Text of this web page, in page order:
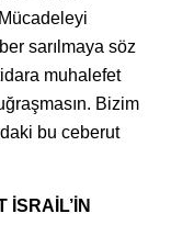
sarılmaya söz
muhalefet
Bizim
bu ceberut
İSRAİL’İN